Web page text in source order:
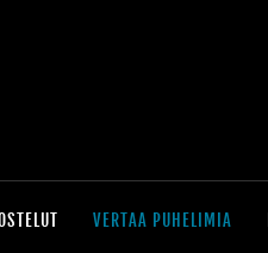
VERTAA PUHELIMIA